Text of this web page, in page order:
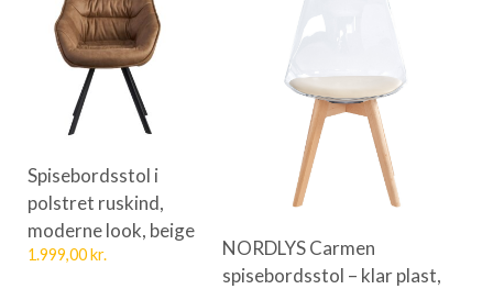
Spisebordsstol i
polstret ruskind,
moderne look, beige
1.999,00kr.
NORDLYS Carmen
spisebordsstol – klar plast,